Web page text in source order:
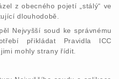
z obecného pojetí „stálý“ ve
dlouhodobě.
Nejvyšší soud ke správnému
přikládat Pravidla ICC
mohly strany řídit.